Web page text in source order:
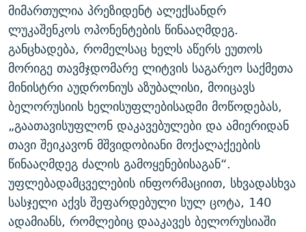
60 ᲓᲔᲪᲘᲑᲔᲚᲘ
ᲒᲐᲜᲙᲘᲗᲮᲕᲘᲡ ᲓᲦᲔ
ᲓᲘᲚᲘᲡ ᲡᲐᲣᲑᲠᲔᲑᲘ
ᲛᲝᲚᲐᲞᲐᲠᲐᲙᲔ ᲢᲔᲥᲡᲢᲔᲑᲘ
ᲨᲘᲜ - ᲣᲪᲮᲝᲔᲗᲨᲘ
ᲚᲘᲢᲔᲠᲐᲢᲣᲠᲣᲚᲘ ᲬᲐᲮᲜᲐᲒᲔᲑᲘ
ᲐᲛᲔᲠᲘᲙᲣᲚᲘ ᲛᲝᲗᲮᲠᲝᲑᲐ
ᲘᲛᲞᲔᲠᲘᲐ ᲓᲐ ᲠᲐᲓᲘᲝ
ᲤᲔᲜᲝᲕᲐᲜᲘ - 2.10
ᲞᲠᲝᲔᲥᲢᲔᲑᲘ
ᲣᲙᲠᲐᲘᲜᲐᲨᲘ ᲓᲐᲦᲣᲞᲣᲚᲘ ᲥᲐᲠᲗᲕᲔᲚᲘ ᲛᲔᲑᲠᲫᲝᲚᲔᲑᲘ - 2022
ᲓᲐᲛᲝᲣᲙᲘᲓᲔᲑᲚᲝᲑᲘᲡ 100 ᲬᲔᲚᲘ
ᲩᲔᲛᲘ ᲡᲘᲙᲕᲓᲘᲚᲘᲡ ᲛᲘᲖᲔᲖᲘᲐ COVID-19
11 ᲬᲔᲚᲘ - 11 ᲐᲛᲑᲐᲕᲘ
ᲡᲐᲞᲐᲠᲚᲐᲛᲔᲜᲢᲝ ᲐᲠᲩᲔᲕᲜᲔᲑᲘᲡ ᲘᲡᲢᲝᲠᲘᲐ
ᲑᲐᲕᲨᲕᲔᲑᲘ ᲞᲠᲝᲡᲢᲘᲢᲣᲪᲘᲐᲨᲘ - ᲐᲛᲝᲣᲗᲥᲛᲔᲚᲘ ᲐᲛᲑᲐᲕᲘ
5 ᲐᲛᲑᲐᲕᲘ - 20 ᲘᲕᲜᲘᲡᲡ ᲓᲐᲨᲐᲕᲔᲑᲣᲚᲔᲑᲘ
ᲐᲒᲕᲘᲡᲢᲝᲡ ᲝᲛᲘ
ЭХО КАВКАЗА
ᲒᲐᲛᲝᲘᲬᲔᲠᲔ
რთე/რთ-ის ყველა საიტი
მიმართულია პრეზიდენტ ალექსანდრ
ლუკაშენკოს ოპონენტების წინააღმდეგ.
განცხადება, რომელსაც ხელს აწერს ეუთოს
მორიგე თავმჯდომარე ლიტვის საგარეო საქმეთა
მინისტრი აუდრონიუს აზუბალისი, მოიცავს
ბელორუსიის ხელისუფლებისადმი მოწოდებას,
„გაათავისუფლონ დაკავებულები და ამიერიდან
თავი შეიკავონ მშვიდობიანი მოქალაქეების
წინააღმდეგ ძალის გამოყენებისაგან“.
უფლებადამცველების ინფორმაციით, სხვადასხვა
სასჯელი აქვს შეფარდებული სულ ცოტა, 140
ადამიანს, რომლებიც დააკავეს ბელორუსიაში